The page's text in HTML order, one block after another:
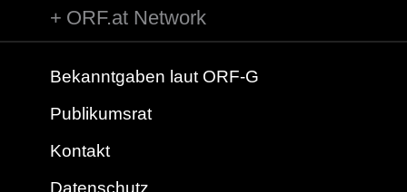
ORF.at Network
Bekanntgaben laut ORF-G
Publikumsrat
Kontakt
Datenschutz